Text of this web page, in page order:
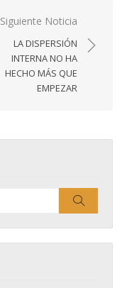
Siguiente Noticia
LA DISPERSIÓN
INTERNA NO HA
HECHO MÁS QUE
EMPEZAR